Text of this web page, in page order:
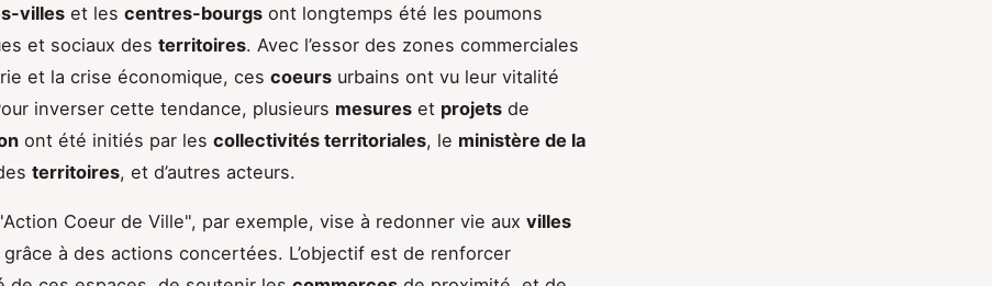
villes et les centres-bourgs ont longtemps été les poumons
et sociaux des territoires. Avec l’essor des zones commerciales
et la crise économique, ces coeurs urbains ont vu leur vitalité
inverser cette tendance, plusieurs mesures et projets de
ont été initiés par les collectivités territoriales, le ministère de la
territoires, et d’autres acteurs.
Coeur de Ville", par exemple, vise à redonner vie aux villes
grâce à des actions concertées. L’objectif est de renforcer